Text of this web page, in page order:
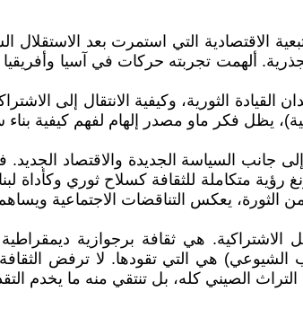
الاقتصادية التي استمرت بعد
ألهمت تجربته حركات في آسيا وأفريقيا
الثورية، وكيفية الانتقال إلى
يظل فكر ماو مصدر إلهام لفهم كيفية
والفن» (1942)، يقدم ماو تسي تونغ رؤية متكاملة للثقافة
يعكس التناقضات الاجتماعية
الاشتراكية. هي ثقافة برجوازية
الشيوعي) هي التي تقودها. لا ترفض
التراث الصيني كله، بل تنتقي منه ما يخدم